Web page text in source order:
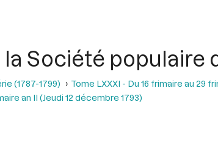
Société populaire
(1787-1799)
Tome LXXXI - Du 16 frimaire au 29
an II (Jeudi 12 décembre 1793)